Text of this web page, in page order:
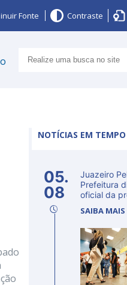
Fonte Contraste
NOTÍCIAS EM
05.
08
Juazeiro
Prefeitura
oficial da
SAIBA MAIS